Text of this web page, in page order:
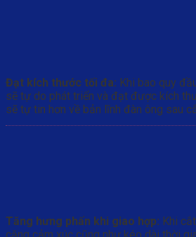
Đạt kích thước tối đa: Khi bao quy
sẽ tự do phát triển và đạt được kích
sẽ tự tin hơn về bản lĩnh đàn ông sau
Tăng hưng phấn khi giao hợp: Khi